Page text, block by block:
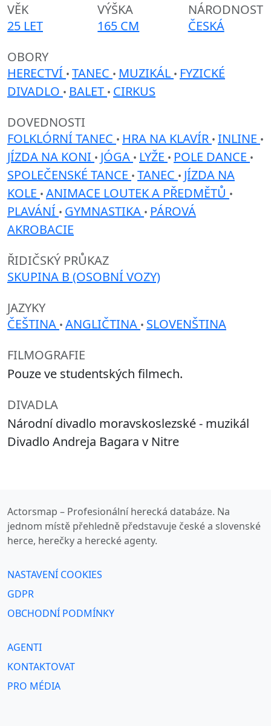
VĚK
25 LET
VÝŠKA
165 CM
NÁRODNOST
ČESKÁ
OBORY
HERECTVÍ • TANEC • MUZIKÁL • FYZICKÉ
DIVADLO • BALET • CIRKUS
DOVEDNOSTI
FOLKLÓRNÍ TANEC • HRA NA KLAVÍR • INLINE •
JÍZDA NA KONI • JÓGA • LYŽE • POLE DANCE •
SPOLEČENSKÉ TANCE • TANEC • JÍZDA NA
KOLE • ANIMACE LOUTEK A PŘEDMĚTŮ •
PLAVÁNÍ • GYMNASTIKA • PÁROVÁ
AKROBACIE
ŘIDIČSKÝ PRŮKAZ
SKUPINA B (OSOBNÍ VOZY)
JAZYKY
ČEŠTINA • ANGLIČTINA • SLOVENŠTINA
FILMOGRAFIE
Pouze ve studentských filmech.
DIVADLA
Národní divadlo moravskoslezské - muzikál
Divadlo Andreja Bagara v Nitre
Actorsmap – Profesionální herecká databáze. Na
jednom místě přehledně představuje české a slovenské
herce, herečky a herecké agenty.
NASTAVENÍ COOKIES
GDPR
OBCHODNÍ PODMÍNKY
AGENTI
KONTAKTOVAT
PRO MÉDIA